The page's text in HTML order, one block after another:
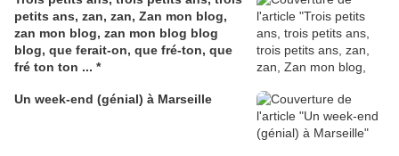
petits ans, zan, zan, Zan mon blog,
zan mon blog, zan mon blog blog
blog, que ferait-on, que fré-ton, que
fré ton ton ... *
Un week-end (génial) à Marseille